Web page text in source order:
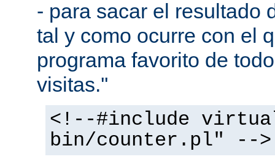
- para sacar el resultado
tal y como ocurre con el
programa favorito de
visitas.''
<!--#include
bin/counter.pl" -->